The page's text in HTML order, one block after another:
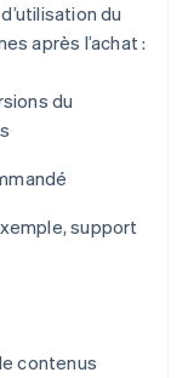
du
après l’achat :
du
support
contenus